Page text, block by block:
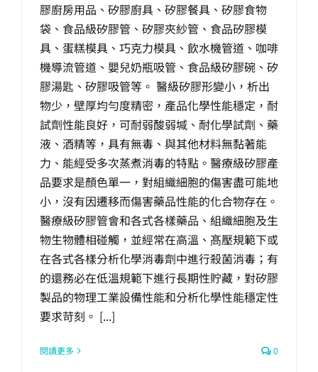
膠廚房用品、矽膠廚具、矽膠餐具、矽膠食物
袋、食品級矽膠管、矽膠夾紗管、食品矽膠模
具、蛋糕模具、巧克力模具、飲水機管道、咖啡
機導流管道、嬰兒奶瓶吸管、食品級矽膠碗、矽
膠湯匙、矽膠吸管等。 醫級矽膠形變小，析出
物少，壁厚均勻度精密，產品化學性能穩定，耐
試劑性能良好，可耐弱酸弱堿、耐化學試劑、藥
液、酒精等，具有無毒、與其他材料無黏著能
力、能經受多次蒸煮消毒的特點。醫療級矽膠產
品要求是顏色單一，對組織細胞的傷害盡可能地
小，沒有因遷移而傷害藥品性能的化合物存在。
醫療級矽膠管會和各式各樣藥品、組織細胞及生
物生物體相碰觸，並經常在高溫、髙壓規範下或
在各式各樣分析化學消毒劑中進行殺菌消毒；有
的還務必在低溫規範下進行長期性貯藏，對矽膠
製品的物理工業設備性能和分析化學性能穩定性
要求苛刻。 [...]
閱讀更多 0